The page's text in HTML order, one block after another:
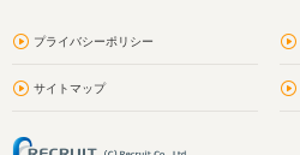
プライバシーポリシー
サイトマップ